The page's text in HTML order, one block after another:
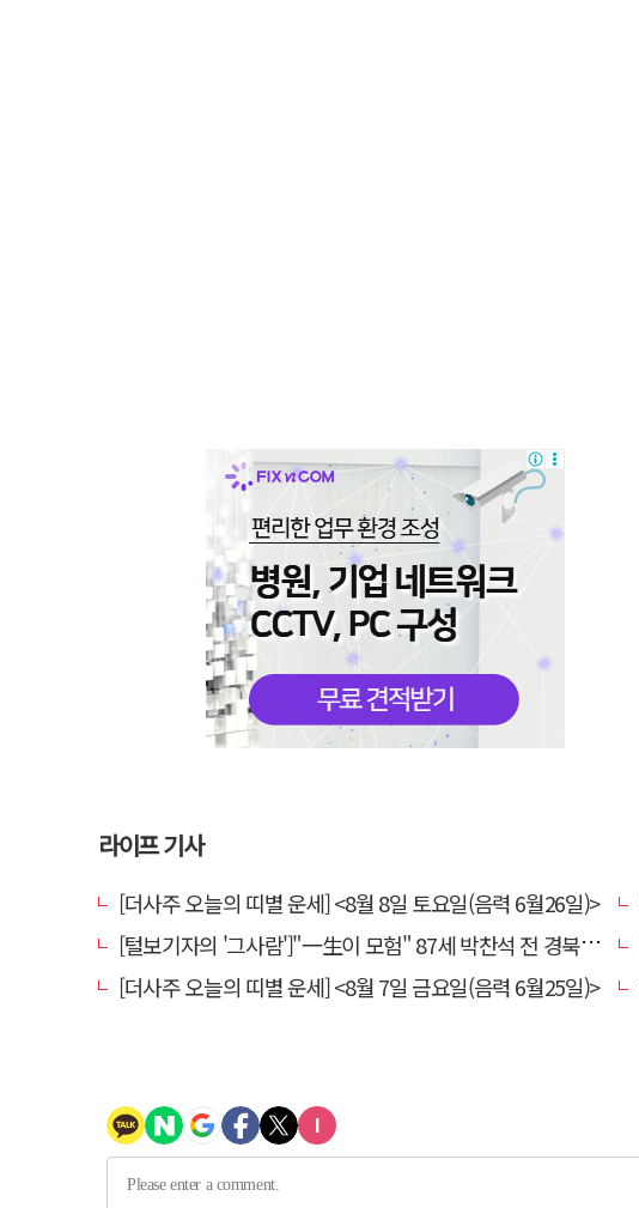
라이프 기사
[더사주 오늘의 띠별 운세] <8월 8일 토요일(음력 6월26일)>
[털보기자의 '그사람']"一生이 모험" 87세 박찬석 전 경북대 총장
[더사주 오늘의 띠별 운세] <8월 7일 금요일(음력 6월25일)>